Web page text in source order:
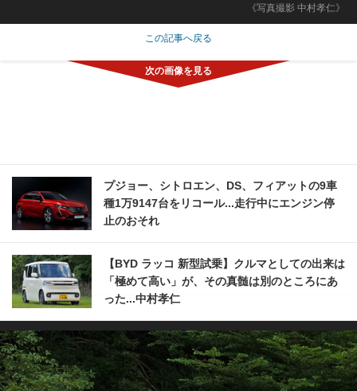
《写真撮影 中村孝仁》
この記事へ戻る
プジョー、シトロエン、DS、フィアットの9車
種1万9147台をリコール...走行中にエンジン停
止のおそれ
【BYD ラッコ 新型試乗】クルマとしての出来は
「極めて高い」が、その真髄は別のところにあ
った...中村孝仁